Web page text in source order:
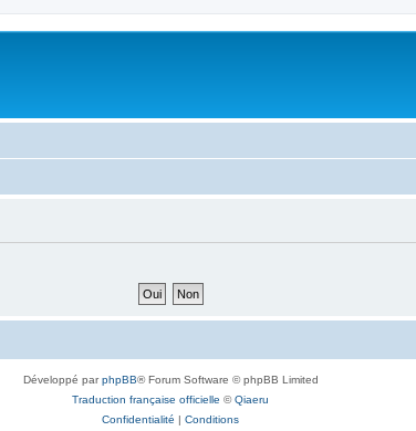
Développé parphpBB® Forum Software © phpBB Limited
Traduction française officielle ©Qiaeru
Confidentialité | Conditions